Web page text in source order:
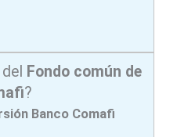
Fondo común de
?
Banco Comafi